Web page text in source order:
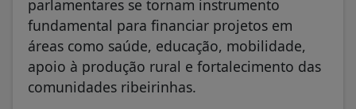
parlamentares se tornam instrumento
fundamental para financiar projetos em
áreas como saúde, educação, mobilidade,
apoio à produção rural e fortalecimento das
comunidades ribeirinhas.